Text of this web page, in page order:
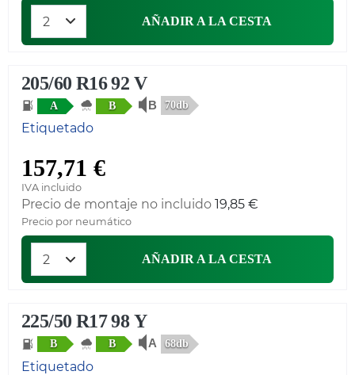
AÑADIR A LA CESTA
205/60 R16 92 V
A B 70db
Etiquetado
157,71 €
IVA incluido
Precio de montaje no incluido 19,85 €
Precio por neumático
AÑADIR A LA CESTA
225/50 R17 98 Y
B B 68db
Etiquetado